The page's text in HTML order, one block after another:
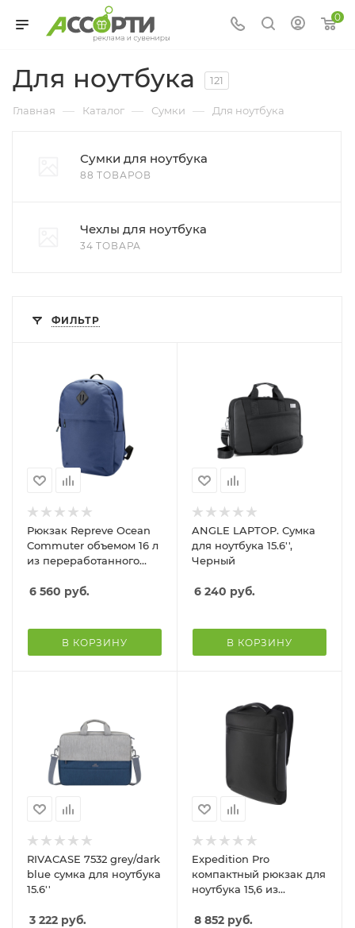
0
Для ноутбука 121
Главная — Каталог — Сумки — Для ноутбука
Сумки для ноутбука
88 ТОВАРОВ
Чехлы для ноутбука
34 ТОВАРА
ФИЛЬТР
Рюкзак Repreve Ocean
Commuter объемом 16 л
из переработанного
синий
6 560 руб.
В КОРЗИНУ
ANGLE LAPTOP. Сумка
для ноутбука 15.6'',
Черный
6 240 руб.
В КОРЗИНУ
RIVACASE 7532 grey/dark
blue сумка для ноутбука
15.6''
3 222 руб.
Expedition Pro
компактный рюкзак для
ноутбука 15,6 из
материалов, 12 л -
8 852 руб.